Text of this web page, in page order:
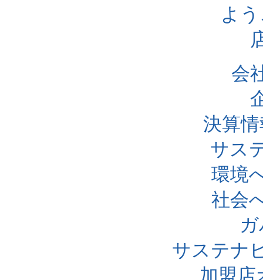
よ
会
決算
サス
環境
社会
サステナ
加盟店